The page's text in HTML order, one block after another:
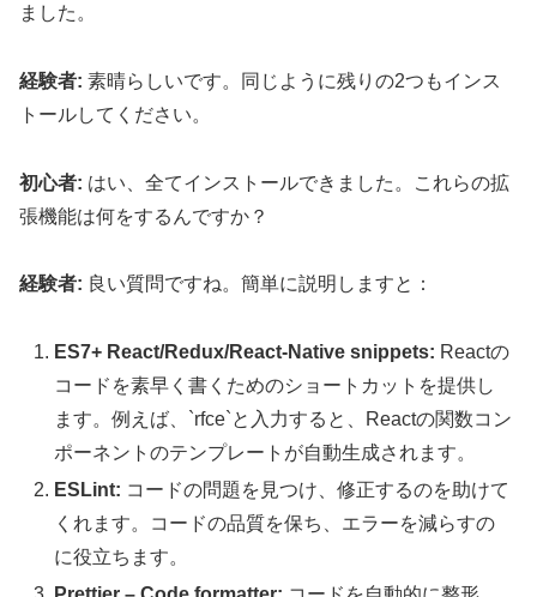
ました。
経験者: 素晴らしいです。同じように残りの2つもインス
トールしてください。
初心者: はい、全てインストールできました。これらの拡
張機能は何をするんですか？
経験者: 良い質問ですね。簡単に説明しますと：
ES7+ React/Redux/React-Native snippets: Reactの
コードを素早く書くためのショートカットを提供し
ます。例えば、`rfce`と入力すると、Reactの関数コン
ポーネントのテンプレートが自動生成されます。
ESLint: コードの問題を見つけ、修正するのを助けて
くれます。コードの品質を保ち、エラーを減らすの
に役立ちます。